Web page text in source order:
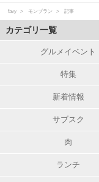
favy モンブラン 記事
カテゴリ一覧
グルメイベント
特集
新着情報
サブスク
肉
ランチ